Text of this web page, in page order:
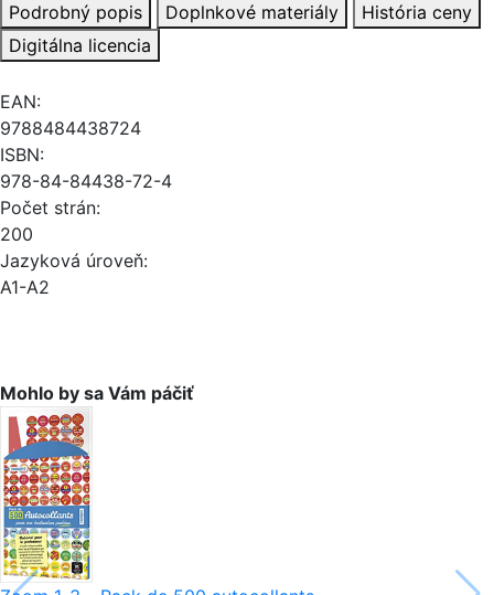
Podrobný popis Doplnkové materiály
História ceny
Digitálna licencia
EAN:
9788484438724
ISBN:
978-84-84438-72-4
Počet strán:
200
Jazyková úroveň:
A1-A2
Mohlo by sa Vám páčiť